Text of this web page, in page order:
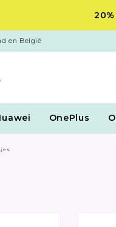
en België
OnePlus